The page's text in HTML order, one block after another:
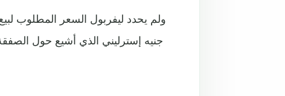
جنيه إسترليني الذي أشيع حول